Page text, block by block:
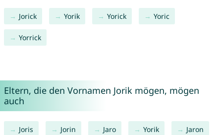
Jorick Yorik Yorick Yoric
Yorrick
Eltern, die den Vornamen Jorik mögen, mögen
auch
Joris Jorin Jaro Yorik Jaron